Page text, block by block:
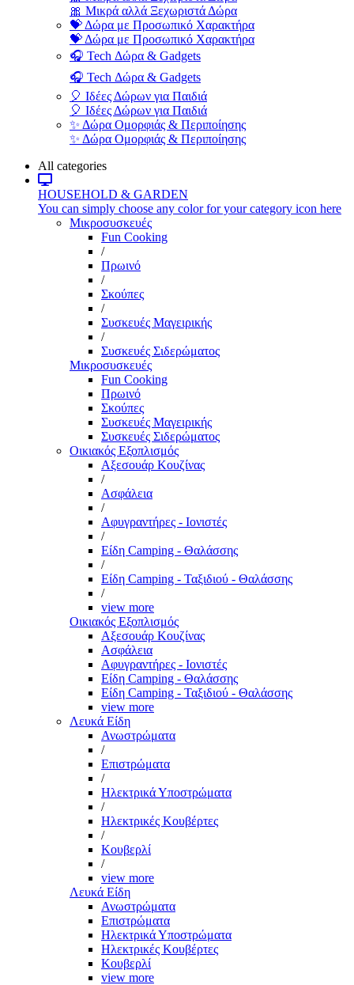
🎀 Μικρά αλλά Ξεχωριστά Δώρα
💝 Δώρα με Προσωπικό Χαρακτήρα
💝 Δώρα με Προσωπικό Χαρακτήρα
🎧 Tech Δώρα & Gadgets
🎧 Tech Δώρα & Gadgets
🎈 Ιδέες Δώρων για Παιδιά
🎈 Ιδέες Δώρων για Παιδιά
✨ Δώρα Ομορφιάς & Περιποίησης
✨ Δώρα Ομορφιάς & Περιποίησης
All categories
HOUSEHOLD & GARDEN
You can simply choose any color for your category icon here
Μικροσυσκευές
Fun Cooking
/
Πρωινό
/
Σκούπες
/
Συσκευές Μαγειρικής
/
Συσκευές Σιδερώματος
Μικροσυσκευές
Fun Cooking
Πρωινό
Σκούπες
Συσκευές Μαγειρικής
Συσκευές Σιδερώματος
Οικιακός Εξοπλισμός
Αξεσουάρ Κουζίνας
/
Ασφάλεια
/
Αφυγραντήρες - Ιονιστές
/
Είδη Camping - Θαλάσσης
/
Είδη Camping - Ταξιδιού - Θαλάσσης
/
view more
Οικιακός Εξοπλισμός
Αξεσουάρ Κουζίνας
Ασφάλεια
Αφυγραντήρες - Ιονιστές
Είδη Camping - Θαλάσσης
Είδη Camping - Ταξιδιού - Θαλάσσης
view more
Λευκά Είδη
Ανωστρώματα
/
Επιστρώματα
/
Ηλεκτρικά Υποστρώματα
/
Ηλεκτρικές Κουβέρτες
/
Κουβερλί
/
view more
Λευκά Είδη
Ανωστρώματα
Επιστρώματα
Ηλεκτρικά Υποστρώματα
Ηλεκτρικές Κουβέρτες
Κουβερλί
view more